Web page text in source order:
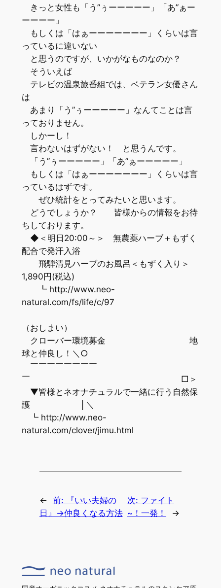
きっと女性も「う”ぅーーーーー」「あ”ぁー
ーーーー」
もしくは「はぁーーーーーーー」くらいは言
っているに違いない
と思うのですが、いかがなものなのか？
そういえば
テレビの温泉旅番組では、ベテラン女優さん
は
あまり「う”ぅーーーーー」なんてことは言
っておりません。
しかーし！
言わないはずがない！ と思うんです。
「う”ぅーーーーー」「あ”ぁーーーーー」
もしくは「はぁーーーーーーー」くらいは言
っているはずです。
ぜひ統計をとってみたいと思います。
どうでしょうか？ 皆様からの情報をお待
ちしております。
◆＜明日20:00～＞ 無農薬ハーブ＋もずく
配合で発汗入浴
飛騨清見ハーブのお風呂＜もずく入り＞
1,890円(税込)
┗ http://www.neo-
natural.com/fs/life/c/97
（おしまい）
クローバー環境募金 地
球と仲良し！＼○
￣￣￣￣￣￣￣￣
￣ □＞
▼皆様とネオナチュラルで一緒に行う自然保
護 │＼
┗ http://www.neo-
natural.com/clover/jimu.html
← 前:
『いい夫婦の
日』→仲良くなる方法
次: ファイト
~！一発！
→